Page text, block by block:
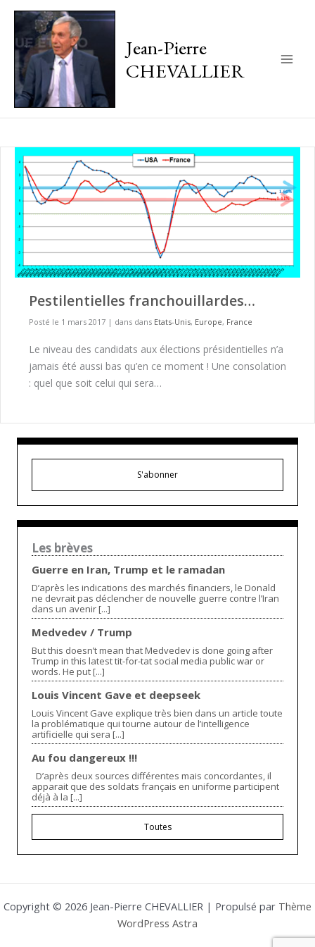
Jean-Pierre
CHEVALLIER
Pestilentielles franchouillardes…
Posté le 1 mars 2017 | dans dans Etats-Unis, Europe, France
Le niveau des candidats aux élections présidentielles n’a
jamais été aussi bas qu’en ce moment ! Une consolation
: quel que soit celui qui sera…
S'abonner
Les brèves
Guerre en Iran, Trump et le ramadan
D’après les indications des marchés financiers, le Donald
ne devrait pas déclencher de nouvelle guerre contre l’Iran
dans un avenir [...]
Medvedev / Trump
But this doesn’t mean that Medvedev is done going after
Trump in this latest tit-for-tat social media public war or
words. He put [...]
Louis Vincent Gave et deepseek
Louis Vincent Gave explique très bien dans un article toute
la problématique qui tourne autour de l’intelligence
artificielle qui sera [...]
Au fou dangereux !!!
D’après deux sources différentes mais concordantes, il
apparait que des soldats français en uniforme participent
déjà à la [...]
Toutes
Copyright © 2026 Jean-Pierre CHEVALLIER | Propulsé par Thème
WordPress Astra